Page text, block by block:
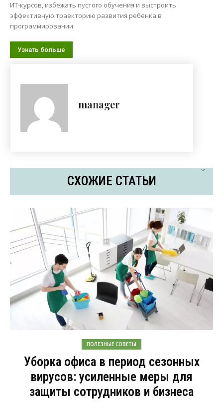
ИТ-курсов, избежать пустого обучения и выстроить
эффективную траекторию развития ребёнка в
программировании
Узнать больше
manager
СХОЖИЕ СТАТЬИ
ПОЛЕЗНЫЕ СОВЕТЫ
Уборка офиса в период сезонных
вирусов: усиленные меры для
защиты сотрудников и бизнеса